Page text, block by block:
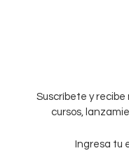
Suscríbete y recibe
cursos,